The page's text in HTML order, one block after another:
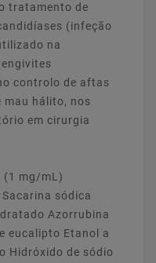
tratamento de
(infeção
na
controlo de aftas
mau hálito, nos
em cirurgia
(1 mg/mL)
sódica
Azorrubina
eucalipto Etanol a
Hidróxido de sódio